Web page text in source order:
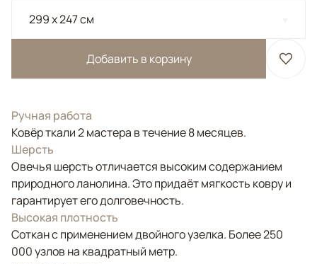
299 x 247 см
Добавить в корзину
Ручная работа
Ковёр ткали 2 мастера в течение 8 месяцев.
Шерсть
Овечья шерсть отличается высоким содержанием
природного ланолина. Это придаёт мягкость ковру и
гарантирует его долговечность.
Высокая плотность
Соткан с применением двойного узелка. Более 250
000 узлов на квадратный метр.